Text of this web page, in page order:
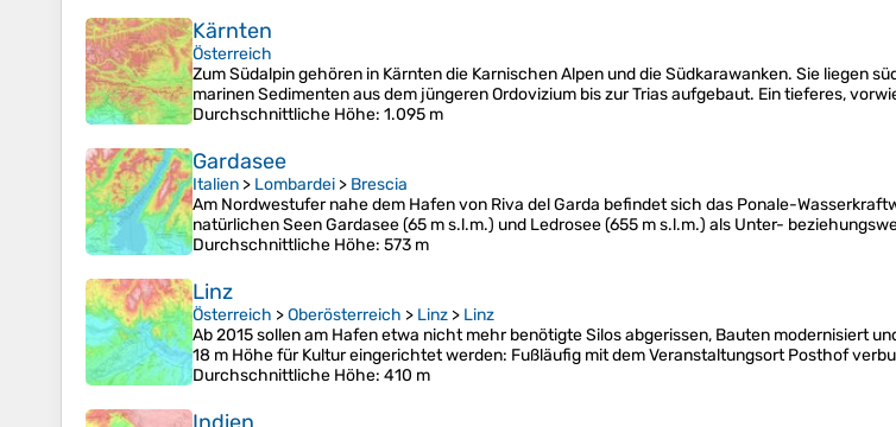
Kärnten
Österreich
Zum Südalpin gehören in Kärnten die Karnischen Alpen und die Südkarawanken. Sie liegen
marinen Sedimenten aus dem jüngeren Ordovizium bis zur Trias aufgebaut. Ein tieferes,
Durchschnittliche Höhe: 1.095 m
Gardasee
Italien > Lombardei > Brescia
Am Nordwestufer nahe dem Hafen von Riva del Garda befindet sich das Ponale-
natürlichen Seen Gardasee (65 m s.l.m.) und Ledrosee (655 m s.l.m.) als Unter-
Durchschnittliche Höhe: 573 m
Linz
Österreich >Oberösterreich > Linz > Linz
Ab 2015 sollen am Hafen etwa nicht mehr benötigte Silos abgerissen, Bauten modernisiert
18 m Höhe für Kultur eingerichtet werden: Fußläufig mit dem Veranstaltungsort Posthof
Durchschnittliche Höhe: 410 m